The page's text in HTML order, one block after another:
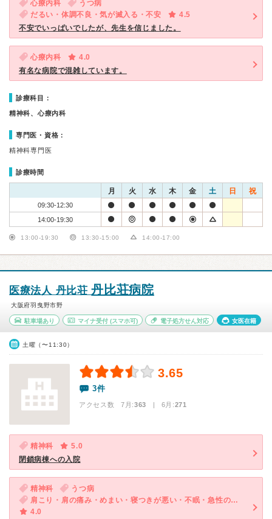
心療内科
うつ病
だるい・体調不良・気が滅入る・不安
4.5
不安でいっぱいでしたが、先生を信じました。
心療内科
4.0
有名な病院で混雑しています。
診療科目：
精神科、心療内科
専門医・資格：
精神科専門医
診療時間
月 火 水 木 金 土 日 祝
09:30-12:30
14:00-19:30
13:00-19:30 13:30-15:00 14:00-17:00
医療法人 丹比荘丹比荘病院
大阪府羽曳野市野
駐車場あり マイナ受付(スマホ可) 電子処方せん対応 女医在籍
土曜（〜11:30）
3.65
3件
アクセス数 7月:363 | 6月:271
精神科
5.0
閉鎖病棟への入院
精神科
うつ病
肩こり・肩の痛み・めまい・寝つきが悪い・不眠・急性の下痢・気が滅入る・不安・物忘れがひどい
4.0